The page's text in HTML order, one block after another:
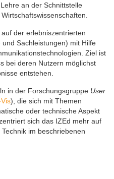
an der Schnittstelle
der erlebniszentrierten
Sach­leistungen) mit Hilfe
Ziel ist
bei deren Nutzern möglichst
entstehen.
in der Forschungsgruppe User
), die sich mit Themen
oder technische Aspekt
sich das IZEd mehr auf
im beschriebenen